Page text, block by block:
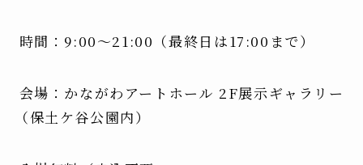
時間：9:00〜21:00（最終日は17:00まで）
会場：かながわアートホール 2F展示ギャラリー
（保土ケ谷公園内）